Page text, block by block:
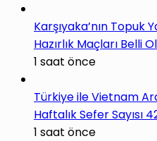
Karşıyaka’nın Topuk
Hazırlık Maçları Belli
1 saat önce
Türkiye ile Vietnam
Haftalık Sefer Sayısı
1 saat önce